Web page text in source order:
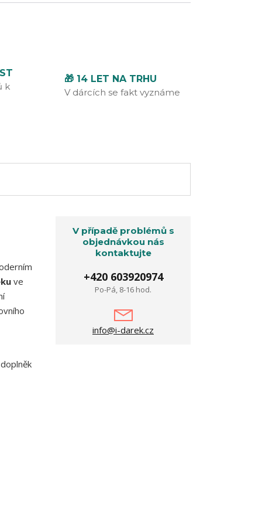
k
🎁 14 LET NA TRHU
V dárcích se fakt vyznáme
ve
V případě problémů s
objednávkou nás
kontaktujte
+420 603920974
Po-Pá, 8-16 hod.
info@i-darek.cz